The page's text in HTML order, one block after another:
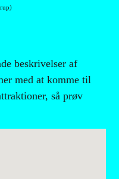
beskrivelser af
med at komme til
så prøv